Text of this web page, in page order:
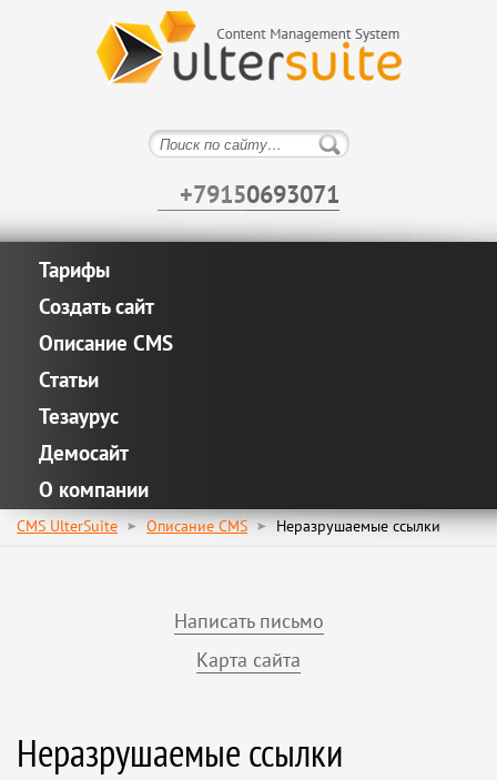
Тарифы
Создать сайт
Описание CMS
Статьи
Тезаурус
Демосайт
О компании
CMS UlterSuite Описание CMS Неразрушаемые ссылки
+79150693071
Написать письмо
Карта сайта
Неразрушаемые ссылки